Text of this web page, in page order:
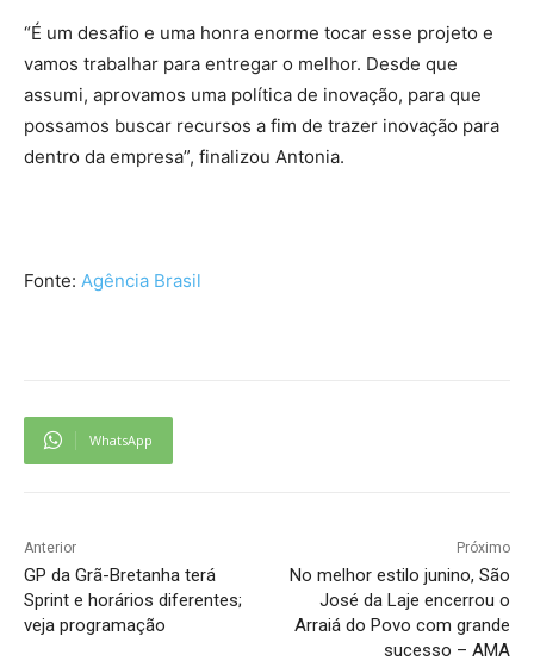
“É um desafio e uma honra enorme tocar esse projeto e
vamos trabalhar para entregar o melhor. Desde que
assumi, aprovamos uma política de inovação, para que
possamos buscar recursos a fim de trazer inovação para
dentro da empresa”, finalizou Antonia.
Fonte: Agência Brasil
WhatsApp
Anterior
GP da Grã-Bretanha terá
Sprint e horários diferentes;
veja programação
Próximo
No melhor estilo junino, São
José da Laje encerrou o
Arraiá do Povo com grande
sucesso – AMA